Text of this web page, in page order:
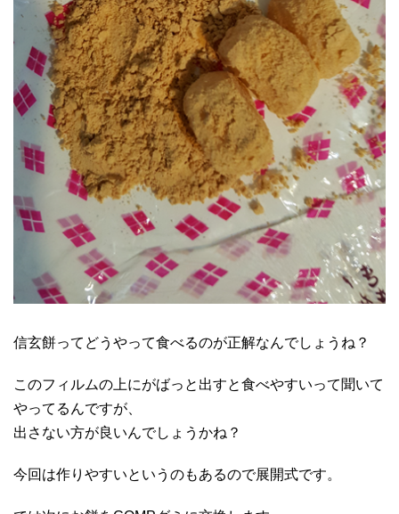
信玄餅ってどうやって食べるのが正解なんでしょうね？
このフィルムの上にがばっと出すと食べやすいって聞いて
やってるんですが、
出さない方が良いんでしょうかね？
今回は作りやすいというのもあるので展開式です。